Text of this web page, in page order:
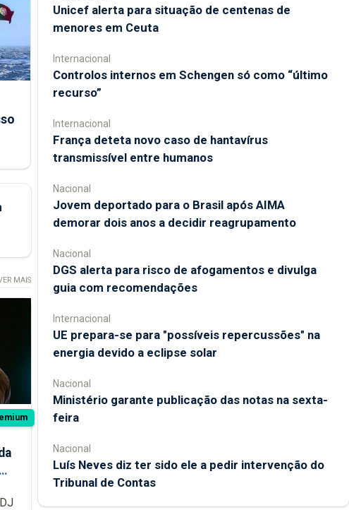
MAIS
Unicef alerta para situação de centenas de
menores em Ceuta
Internacional
Controlos internos em Schengen só como “último
recurso”
Internacional
França deteta novo caso de hantavírus
transmissível entre humanos
Nacional
Jovem deportado para o Brasil após AIMA
demorar dois anos a decidir reagrupamento
Nacional
DGS alerta para risco de afogamentos e divulga
guia com recomendações
Internacional
UE prepara-se para "possíveis repercussões" na
energia devido a eclipse solar
Nacional
Ministério garante publicação das notas na sexta-
feira
Nacional
Luís Neves diz ter sido ele a pedir intervenção do
Tribunal de Contas